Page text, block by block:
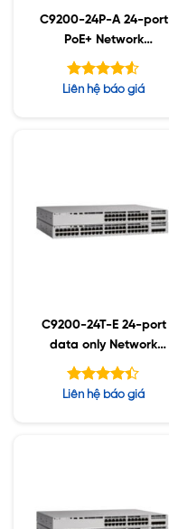
C9200-24P-A 24-port
PoE+ Network
Advantage
Được xếp
Liên hệ báo giá
C9200-24T-E 24-port
data only Network
Essentials
Được xếp
Liên hệ báo giá